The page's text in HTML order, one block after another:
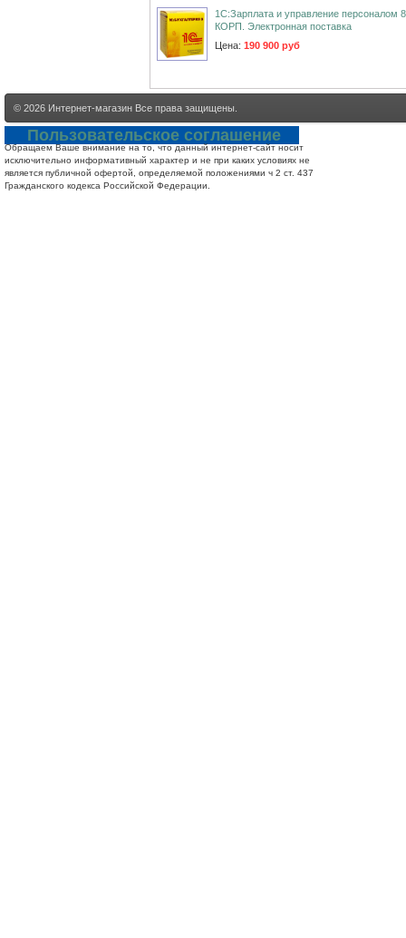
1С:Зарплата и управление персоналом
КОРП. Электронная поставка
Цена: 190 900 руб
© 2026 Интернет-магазин Все права защищены.
Пользовательское соглашение
Обращаем Ваше внимание на то, что данный интернет-сайт носит
исключительно информативный характер и не при каких условиях не
является публичной офертой, определяемой положениями ч 2 ст. 437
Гражданского кодекса Российской Федерации.